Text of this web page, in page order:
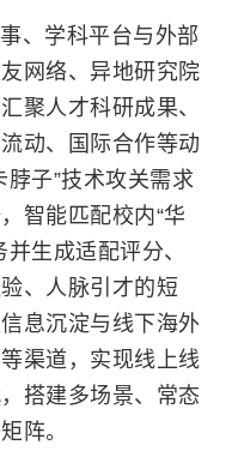
、学科平台与外部
网络、异地研究院
聚人才科研成果、
动、国际合作等动
脖子”技术攻关需求
智能匹配校内“华
生成适配评分、
、人脉引才的短
息沉淀与线下海外
渠道，实现线上线
搭建多场景、常态
阵。